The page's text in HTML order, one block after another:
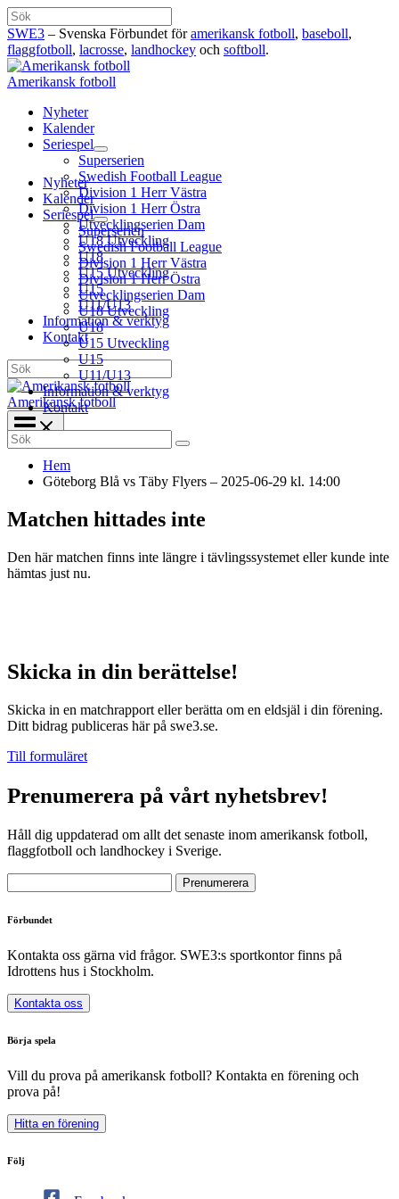
Hoppa
till
innehåll
Sök
SWE3 – Svenska Förbundet föramerikansk fotboll, baseboll,
flaggfotboll, lacrosse, landhockey och softboll.
Amerikansk fotboll
Nyheter
Kalender
Seriespel
Superserien
Swedish Football League
Division 1 Herr Västra
Division 1 Herr Östra
Utvecklingserien Dam
U18 Utveckling
U18
U15 Utveckling
U15
U11/U13
Information & verktyg
Kontakt
Sök
Amerikansk fotboll
Nyheter
Kalender
Seriespel
Superserien
Swedish Football League
Division 1 Herr Västra
Division 1 Herr Östra
Utvecklingserien Dam
U18 Utveckling
U18
U15 Utveckling
U15
U11/U13
Information & verktyg
Kontakt
Search
for:
Hem
Göteborg Blå vs Täby Flyers – 2025-06-29 kl. 14:00
Matchen hittades inte
Den här matchen finns inte längre i tävlingssystemet eller kunde inte
hämtas just nu.
Skicka in din berättelse!
Skicka in en matchrapport eller berätta om en eldsjäl i din förening.
Ditt bidrag publiceras här på swe3.se.
Till formuläret
Prenumerera på vårt nyhetsbrev!
Håll dig uppdaterad om allt det senaste inom amerikansk fotboll,
flaggfotboll och landhockey i Sverige.
Förbundet
Kontakta oss gärna vid frågor. SWE3:s sportkontor finns på
Idrottens hus i Stockholm.
Kontakta oss
Börja spela
Vill du prova på amerikansk fotboll? Kontakta en förening och
prova på!
Hitta en förening
Följ